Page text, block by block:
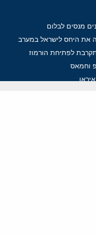
מנסים לבלום
את היחס לישראל במערב
לפתיחת הורמוז
וחמאס